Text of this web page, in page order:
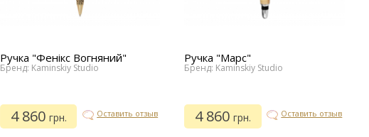
Ручка "Фенікс Вогняний"
Бренд: Kaminskiy Studio
4 860 грн. Оставить отзыв
Ручка "Марс"
Бренд: Kaminskiy Studio
4 860 грн. Оставить отзыв